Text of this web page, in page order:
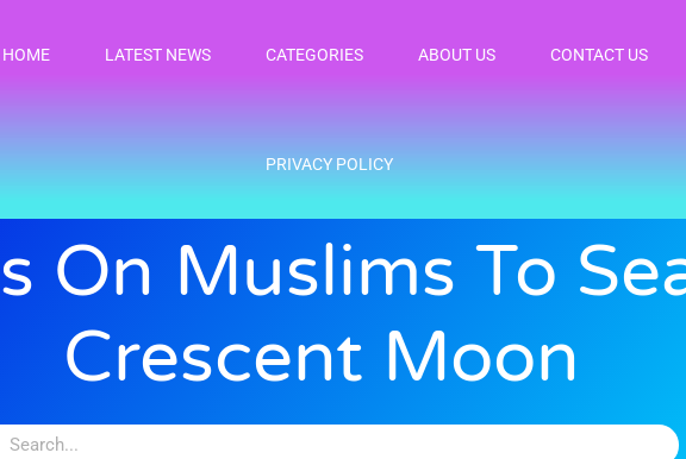
HOME LATEST NEWS CATEGORIES ABOUT US CONTACT US
PRIVACY POLICY
On Muslims To
Crescent Moon